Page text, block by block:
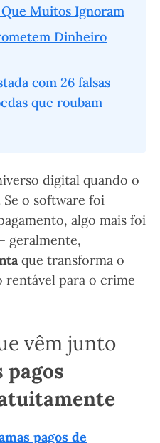
Que Muitos Ignoram
Dinheiro
com 26 falsas
que roubam
digital quando o
o software foi
algo mais foi
geralmente,
que transforma o
rentável para o crime
vêm junto
pagos
pagos de